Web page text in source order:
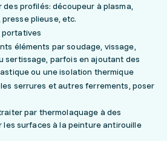
profilés: découpeur à plasma,
plieuse, etc.
portatives
éléments par soudage, vissage,
sertissage, parfois en ajoutant des
ou une isolation thermique
serrures et autres ferrements, poser
par thermolaquage à des
surfaces à la peinture antirouille